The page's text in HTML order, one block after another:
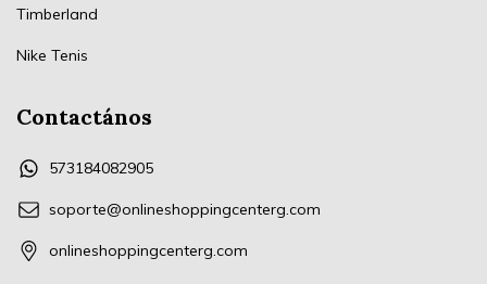
Timberland
Nike Tenis
Contactános
573184082905
soporte@onlineshoppingcenterg.com
onlineshoppingcenterg.com